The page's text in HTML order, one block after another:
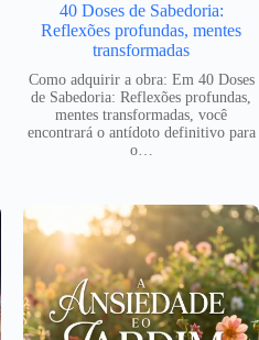
40 Doses de Sabedoria:
Reflexões profundas, mentes
transformadas
Como adquirir a obra: Em 40 Doses
de Sabedoria: Reflexões profundas,
mentes transformadas, você
encontrará o antídoto definitivo para
o…